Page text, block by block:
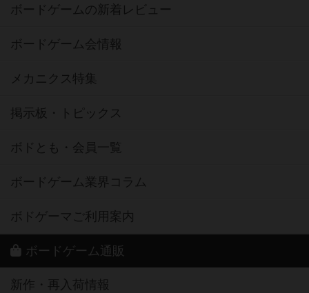
ボードゲームの新着レビュー
ボードゲーム会情報
メカニクス特集
掲示板・トピックス
ボドとも・会員一覧
ボードゲーム業界コラム
ボドゲーマご利用案内
ボードゲーム通販
新作・再入荷情報